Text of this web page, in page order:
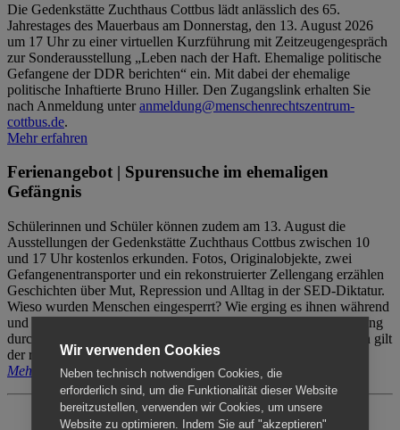
Die Gedenkstätte Zuchthaus Cottbus lädt anlässlich des 65.
Jahrestages des Mauerbaus am Donnerstag, den 13. August 2026
um 17 Uhr zu einer virtuellen Kurzführung mit Zeitzeugengespräch
zur Sonderausstellung „Leben nach der Haft. Ehemalige politische
Gefangene der DDR berichten“ ein. Mit dabei der ehemalige
politische Inhaftierte Bruno Hiller. Den Zugangslink erhalten Sie
nach Anmeldung unteranmeldung@menschenrechtszentrum-
cottbus.de.
Mehr erfahren
Ferienangebot | Spurensuche im ehemaligen
Gefängnis
Schülerinnen und Schüler können zudem am 13. August die
Ausstellungen der Gedenkstätte Zuchthaus Cottbus zwischen 10
und 17 Uhr kostenlos erkunden. Fotos, Originalobjekte, zwei
Gefangenentransporter und ein rekonstruierter Zellengang erzählen
Geschichten über Mut, Repression und Alltag in der SED-Diktatur.
Wieso wurden Menschen eingesperrt? Wie erging es ihnen während
und nach der Haft? Der Besuch erfolgt individuell ohne Betreuung
durch das Menschenrechtszentrum Cottbus. Für Begleitpersonen gilt
der reguläre Eintritt (8€ / ermäßigt 5€).
Mehr erfahren
Wir verwenden Cookies
Neben technisch notwendigen Cookies, die
erforderlich sind, um die Funktionalität dieser Website
bereitzustellen, verwenden wir Cookies, um unsere
Website zu optimieren. Indem Sie auf "akzeptieren"